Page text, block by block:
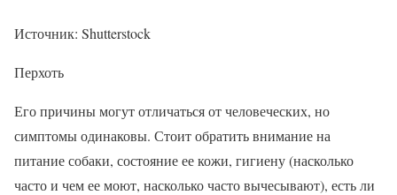
Источник: Shutterstock
Перхоть
Его причины могут отличаться от человеческих, но
симптомы одинаковы. Стоит обратить внимание на
питание собаки, состояние ее кожи, гигиену (насколько
часто и чем ее моют, насколько часто вычесывают), есть ли